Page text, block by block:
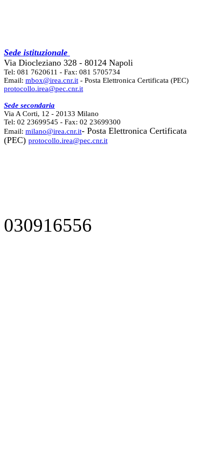
Sede istituzionale
Via Diocleziano 328 - 80124 Napoli
Tel: 081 7620611 - Fax: 081 5705734
Email: mbox@irea.cnr.it - Posta Elettronica Certificata (PEC)
protocollo.irea@pec.cnr.it
Sede secondaria
Via A Corti, 12 - 20133 Milano
Tel: 02 23699545 - Fax: 02 23699300
Email: milano@irea.cnr.it- Posta Elettronica Certificata
(PEC) protocollo.irea@pec.cnr.it
030916556